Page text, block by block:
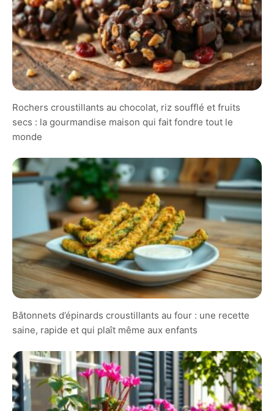
Rochers croustillants au chocolat, riz soufflé et fruits
secs : la gourmandise maison qui fait fondre tout le
monde
Bâtonnets d’épinards croustillants au four : une recette
saine, rapide et qui plaît même aux enfants